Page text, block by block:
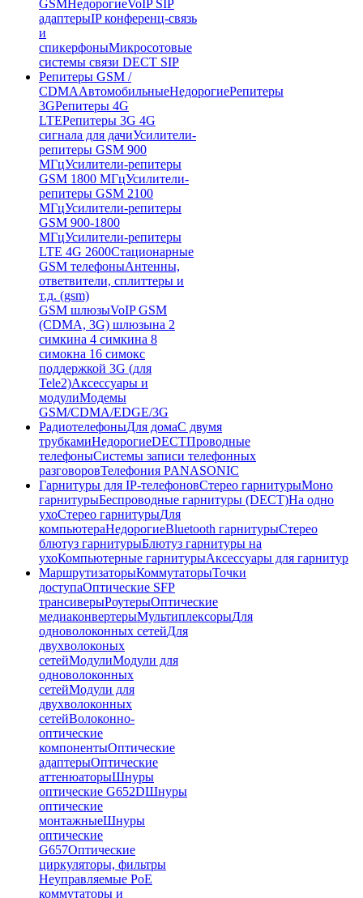
GSMНедорогиеVoIP SIP
адаптерыIP конференц-связь
и
спикерфоныМикросотовые
системы связи DECT SIP
Репитеры GSM /
CDMAАвтомобильныеНедорогиеРепитеры
3GРепитеры 4G
LTEРепитеры 3G 4G
сигнала для дачиУсилители-
репитеры GSM 900
МГцУсилители-репитеры
GSM 1800 МГцУсилители-
репитеры GSM 2100
МГцУсилители-репитеры
GSM 900-1800
МГцУсилители-репитеры
LTE 4G 2600Стационарные
GSM телефоныАнтенны,
ответвители, сплиттеры и
т.д. (gsm)
GSM шлюзыVoIP GSM
(CDMA, 3G) шлюзына 2
симкина 4 симкина 8
симокна 16 симокс
поддержкой 3G (для
Tele2)Аксессуары и
модулиМодемы
GSM/CDMA/EDGE/3G
РадиотелефоныДля домаС двумя
трубкамиНедорогиеDECTПроводные
телефоныСистемы записи телефонных
разговоровТелефония PANASONIC
Гарнитуры для IP-телефоновСтерео гарнитурыМоно
гарнитурыБеспроводные гарнитуры (DECT)На одно
ухоСтерео гарнитурыДля
компьютераНедорогиеBluetooth гарнитурыСтерео
блютуз гарнитурыБлютуз гарнитуры на
ухоКомпьютерные гарнитурыАксессуары для гарнитур
МаршрутизаторыКоммутаторыТочки
доступаОптические SFP
трансиверыРоутерыОптические
медиаконвертерыМультиплексорыДля
одноволоконных сетейДля
двухволоконых
сетейМодулиМодули для
одноволоконных
сетейМодули для
двухволоконных
сетейВолоконно-
оптические
компонентыОптические
адаптерыОптические
аттенюаторыШнуры
оптические G652DШнуры
оптические
монтажныеШнуры
оптические
G657Оптические
циркуляторы, фильтры
Неуправляемые PoE
коммутаторы и